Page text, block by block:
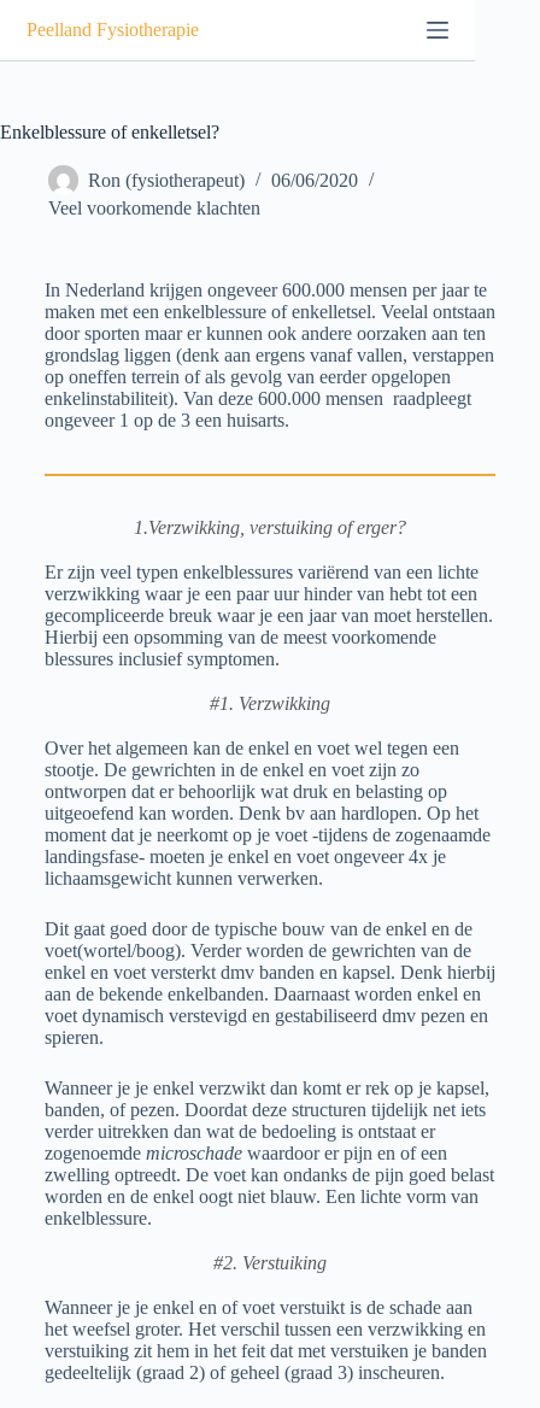
Peelland Fysiotherapie
Enkelblessure of enkelletsel?
Ron (fysiotherapeut)
06/06/2020
Veel voorkomende klachten
In Nederland krijgen ongeveer 600.000 mensen per jaar te
maken met een enkelblessure of enkelletsel. Veelal ontstaan
door sporten maar er kunnen ook andere oorzaken aan ten
grondslag liggen (denk aan ergens vanaf vallen, verstappen
op oneffen terrein of als gevolg van eerder opgelopen
enkelinstabiliteit). Van deze 600.000 mensen raadpleegt
ongeveer 1 op de 3 een huisarts.
1.Verzwikking, verstuiking of erger?
Er zijn veel typen enkelblessures variërend van een lichte
verzwikking waar je een paar uur hinder van hebt tot een
gecompliceerde breuk waar je een jaar van moet herstellen.
Hierbij een opsomming van de meest voorkomende
blessures inclusief symptomen.
#1. Verzwikking
Over het algemeen kan de enkel en voet wel tegen een
stootje. De gewrichten in de enkel en voet zijn zo
ontworpen dat er behoorlijk wat druk en belasting op
uitgeoefend kan worden. Denk bv aan hardlopen. Op het
moment dat je neerkomt op je voet -tijdens de zogenaamde
landingsfase- moeten je enkel en voet ongeveer 4x je
lichaamsgewicht kunnen verwerken.
Dit gaat goed door de typische bouw van de enkel en de
voet(wortel/boog). Verder worden de gewrichten van de
enkel en voet versterkt dmv banden en kapsel. Denk hierbij
aan de bekende enkelbanden. Daarnaast worden enkel en
voet dynamisch verstevigd en gestabiliseerd dmv pezen en
spieren.
Wanneer je je enkel verzwikt dan komt er rek op je kapsel,
banden, of pezen. Doordat deze structuren tijdelijk net iets
verder uitrekken dan wat de bedoeling is ontstaat er
zogenoemde microschade waardoor er pijn en of een
zwelling optreedt. De voet kan ondanks de pijn goed belast
worden en de enkel oogt niet blauw. Een lichte vorm van
enkelblessure.
#2. Verstuiking
Wanneer je je enkel en of voet verstuikt is de schade aan
het weefsel groter. Het verschil tussen een verzwikking en
verstuiking zit hem in het feit dat met verstuiken je banden
gedeeltelijk (graad 2) of geheel (graad 3) inscheuren.